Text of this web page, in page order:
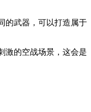
武器，可以打造属于
的空战场景，这会是